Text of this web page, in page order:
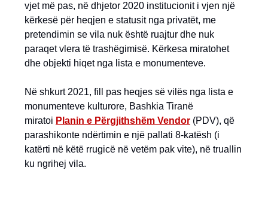
vjet më pas, në dhjetor 2020 institucionit i vjen një
kërkesë për heqjen e statusit nga privatët, me
pretendimin se vila nuk është ruajtur dhe nuk
paraqet vlera të trashëgimisë. Kërkesa miratohet
dhe objekti hiqet nga lista e monumenteve.
Në shkurt 2021, fill pas heqjes së vilës nga lista e
monumenteve kulturore, Bashkia Tiranë
miratoi Planin e Përgjithshëm Vendor (PDV), që
parashikonte ndërtimin e një pallati 8-katësh (i
katërti në këtë rrugicë në vetëm pak vite), në truallin
ku ngrihej vila.